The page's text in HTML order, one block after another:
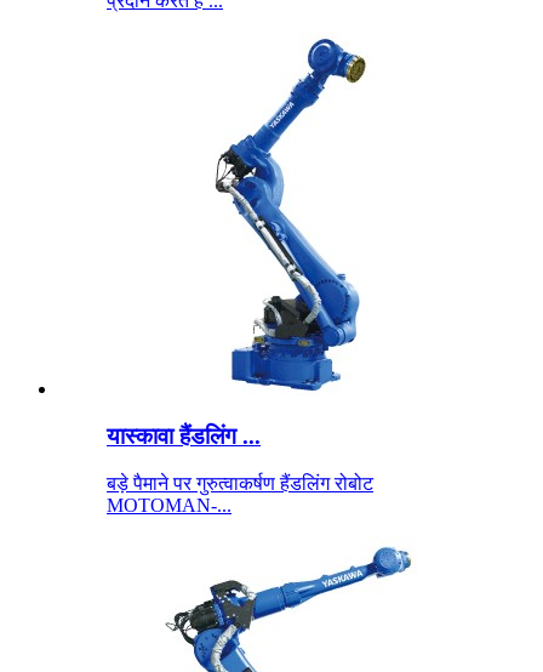
यास्कावा हैंडलिंग ...
बड़े पैमाने पर गुरुत्वाकर्षण हैंडलिंग रोबोट
MOTOMAN-...